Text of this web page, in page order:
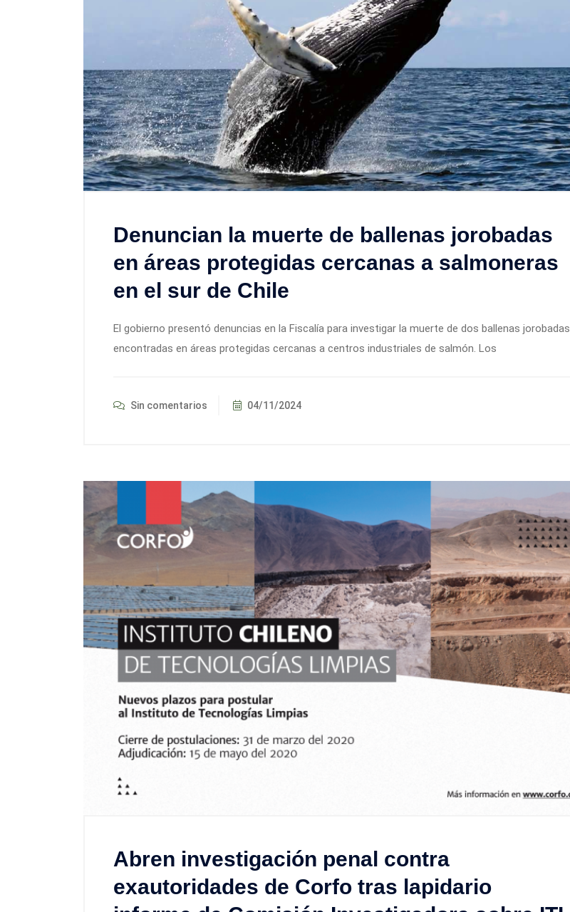
Denuncian la muerte de ballenas jorobadas
en áreas protegidas cercanas a salmoneras
en el sur de Chile
El gobierno presentó denuncias en la Fiscalía para investigar la muerte de dos ballenas jorobadas
encontradas en áreas protegidas cercanas a centros industriales de salmón. Los
Sin comentarios 04/11/2024
Abren investigación penal contra
exautoridades de Corfo tras lapidario